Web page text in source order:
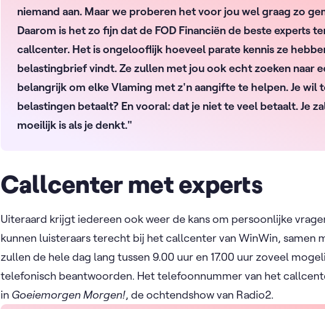
niemand aan. Maar we proberen het voor jou wel graag zo
Daarom is het zo fijn dat de FOD Financiën de beste experts
callcenter. Het is ongelooflijk hoeveel parate kennis ze
belastingbrief vindt. Ze zullen met jou ook echt zoeken naar
belangrijk om elke Vlaming met z'n aangifte te helpen. Je wil
belastingen betaalt? En vooral: dat je niet te veel betaalt. Je
moeilijk is als je denkt."
Callcenter met experts
Uiteraard krijgt iedereen ook weer de kans om persoonlijke
kunnen luisteraars terecht bij het callcenter van WinWin, samen
zullen de hele dag lang tussen 9.00 uur en 17.00 uur zoveel
telefonisch beantwoorden. Het telefoonnummer van het
in Goeiemorgen Morgen!, de ochtendshow van Radio2.